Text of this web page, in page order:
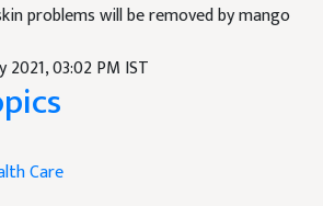
problems will be removed by mango
2021, 03:02 PM IST
Care